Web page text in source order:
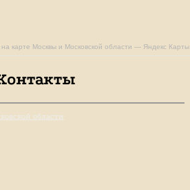
карте Москвы и Московской области — Яндекс Карты
области